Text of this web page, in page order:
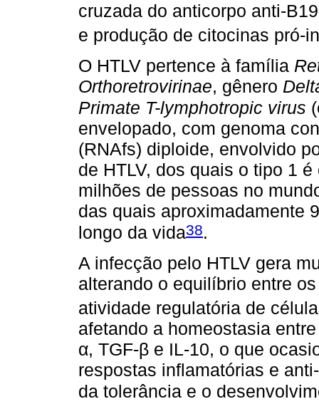
cruzada do anticorpo anti-
e produção de citocinas pró-
O HTLV pertence à família
Orthoretrovirinae, gênero
Primate T-lymphotropic virus
envelopado, com genoma
(RNAfs) diploide, envolvido
de HTLV, dos quais o tipo 1
milhões de pessoas no
das quais aproximadamente
longo da vida38.
A infecção pelo HTLV gera
alterando o equilíbrio entre
atividade regulatória de
afetando a homeostasia
α, TGF-β e IL-10, o que
respostas inflamatórias e
da tolerância e o